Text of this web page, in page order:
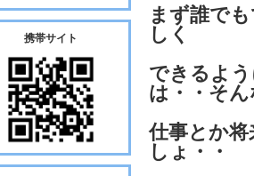
まず誰で
しく
できるよ
は・・そ
仕事とか
しょ・・
携帯サイト